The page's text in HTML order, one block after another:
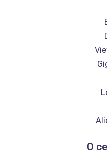
Замена
Ремонт
Ремонт
О